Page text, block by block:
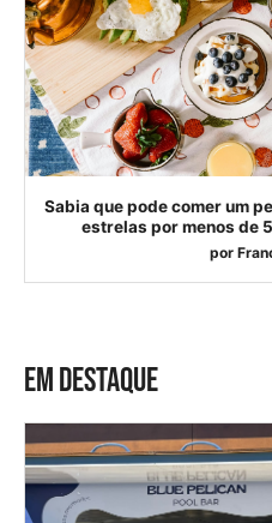
Sabia que pode comer um
estrelas por menos de
por
EM DESTAQUE